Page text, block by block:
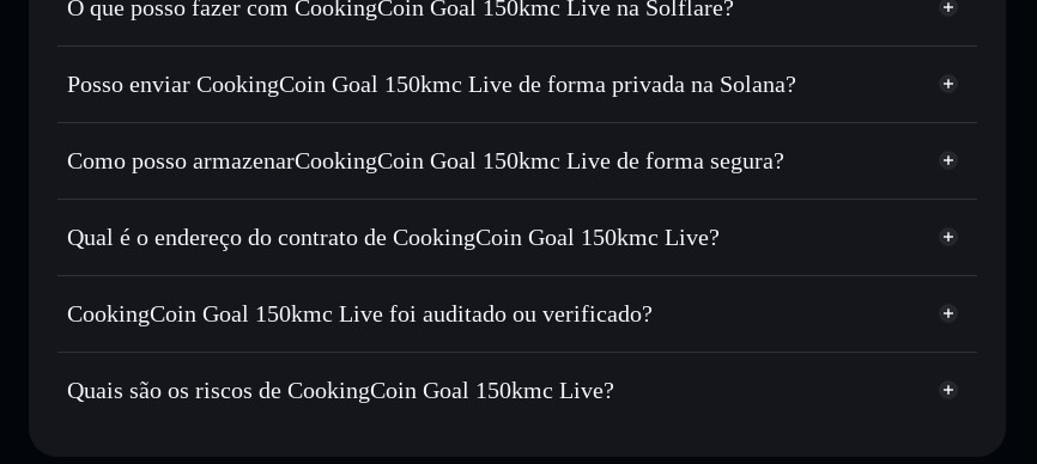
O que posso fazer com CookingCoin Goal 150kmc Live na Solflare?
CookingCoin Goal 150kmc Live
Carteira Solflare
Trocar instantaneamente— trocar COOKCOIN por SOL, USDC ou milhares de outros tokens Solana com
Utilizar DCA— investir de forma faseada ao longo do tempo em COOKCOIN
Enviar de forma privada— transferir COOKCOIN sem associar publicamente as carteiras usando o Agregador de
Privacidade integrado da Solflare
Posso enviar CookingCoin Goal 150kmc Live de forma privada na Solana?
Agregador de Privacidade
Como posso armazenarCookingCoin Goal 150kmc Live de forma segura?
CookingCoin Goal 150kmc Live carteira não-custodial Solflare
Privacidade
Qual é o endereço do contrato de CookingCoin Goal 150kmc Live?
CookingCoin Goal 150kmc Live
FMkizycVj6JpSqKJqv5hXqZVsSscBULnN9RFCsgw4rrB
Carteira Solflare
CookingCoin Goal 150kmc Live foi auditado ou verificado?
CookingCoin Goal 150kmc Live não está verificado
Quais são os riscos de CookingCoin Goal 150kmc Live?